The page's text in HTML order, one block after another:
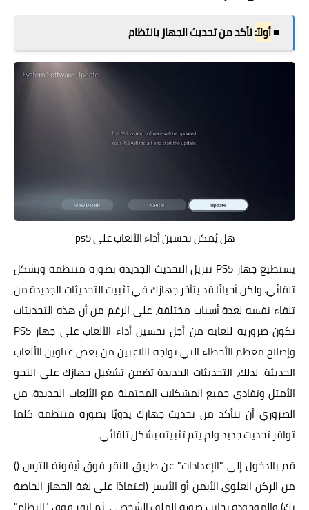
■أولاً:تأكد من تحديث الجهاز بانتظام
هل يُمكن تحسين أداء الألعاب على ps5
يستطيع جهاز PS5 تنزيل التحديث الجديدة بصورة منتظمة وبشكل
تلقائي. ولكن أحيانًا قد يتأخر جهازك في تثبيت التحديثات الجديدة من
تلقاء نفسه لعدة أسباب مختلفة، على الرغم من أن هذه التحديثات
تكون ضرورية للغاية من أجل تحسين أداء الألعاب على جهاز PS5
وإصلاح معظم الأخطاء التي تواجه اللاعبين من بعض عناوين الألعاب
الحديثة. لذلك، التحديثات الجديدة تضمن تشغيل جهازك على النحو
الأمثل وتفادي جميع المشكلات المحتملة مع الألعاب الجديدة. من
الضروري أن تتأكد من تحديث جهازك يدويًا بصورة منتظمة كلما
توافر تحديث جديد ولم يتم تثبيته بشكل تلقائي.
قم بالدخول إلى "الإعدادات" عن طريق النقر فوق أيقونة الترس ()
من الركن العلوي الأيمن أو الأيسر (اعتمادًا على لغة الجهاز الخاصة